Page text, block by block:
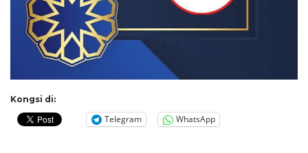
Kongsi di:
Telegram WhatsApp